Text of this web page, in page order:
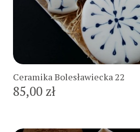
Ceramika Bolesławiecka 22
85,00 zł
Do koszyka